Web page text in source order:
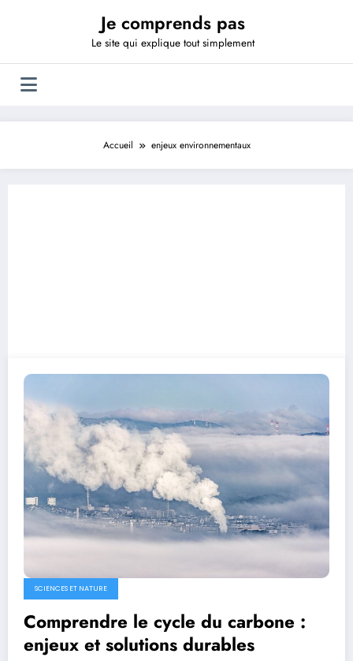
Je comprends pas
Le site qui explique tout simplement
Accueil enjeux environnementaux
SCIENCES ET NATURE
Comprendre le cycle du carbone :
enjeux et solutions durables